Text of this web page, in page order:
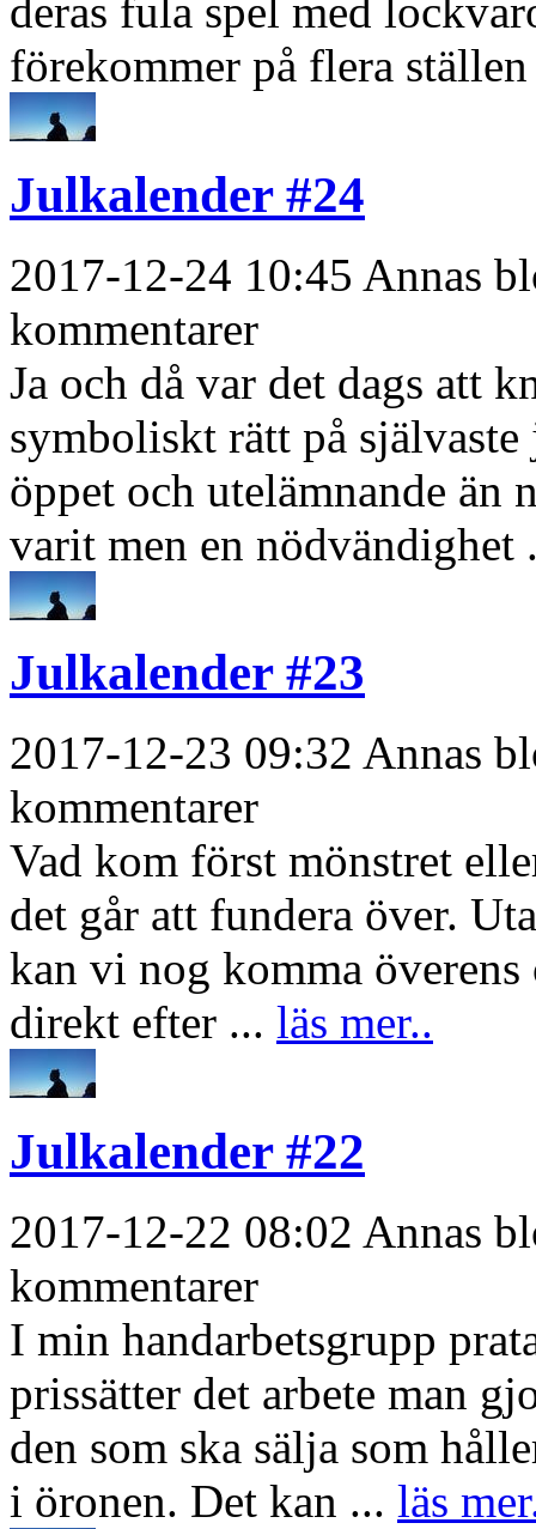
deras fula spel med
förekommer på flera
Julkalender #24
2017-12-24 10:45 Annas
kommentarer
Ja och då var det dags att
symboliskt rätt på
öppet och utelämnande än
varit men en nödvändighet
Julkalender #23
2017-12-23 09:32 Annas
kommentarer
Vad kom först mönstret
det går att fundera över.
kan vi nog komma
direkt efter ... läs mer..
Julkalender #22
2017-12-22 08:02 Annas
kommentarer
I min handarbetsgrupp
prissätter det arbete man
den som ska sälja som
i öronen. Det kan ... läs